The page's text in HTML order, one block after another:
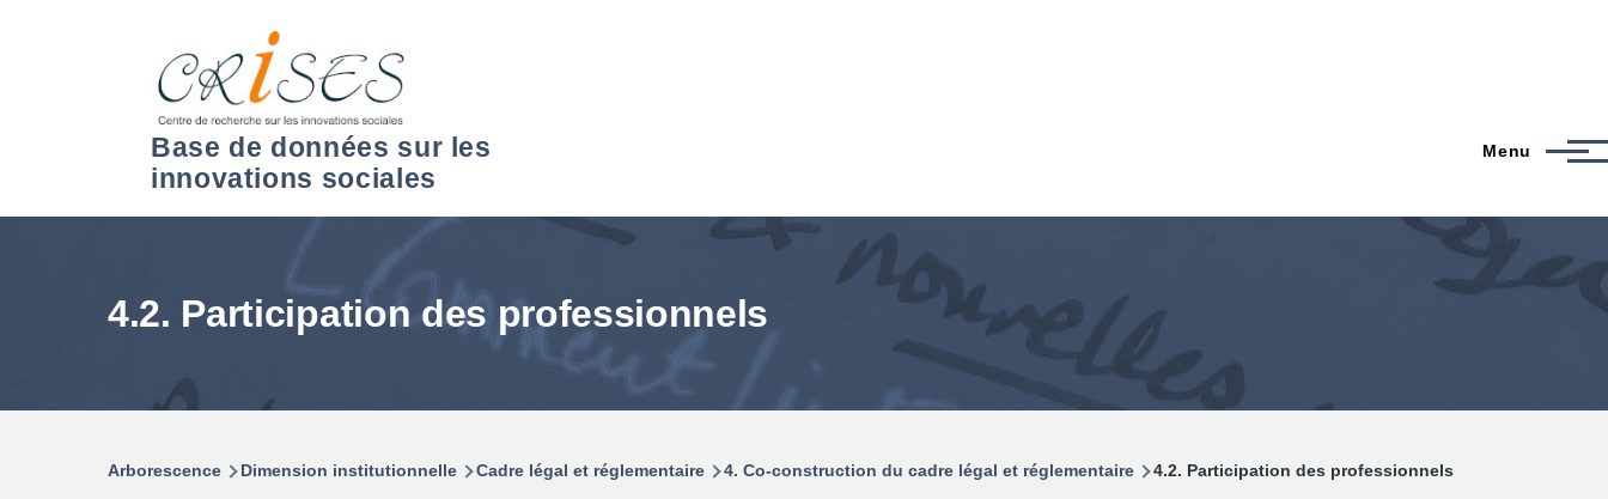
Base de données sur les
innovations sociales
Menu
4.2. Participation des professionnels
Arborescence Dimension institutionnelle Cadre légal et réglementaire 4. Co-construction du cadre légal et réglementaire 4.2. Participation des professionnels